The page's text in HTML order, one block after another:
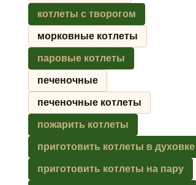
котлеты с творогом
морковные котлеты
паровые котлеты
печеночные
печеночные котлеты
пожарить котлеты
приготовить котлеты в духовке
приготовить котлеты на пару